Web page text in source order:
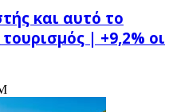
και αυτό το
| +9,2% οι